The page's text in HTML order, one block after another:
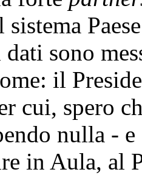
sistema
sono
il
cui, spero
nulla -
in Aula, al